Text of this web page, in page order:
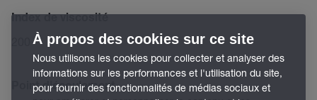
Index de viscosité
Point d'écoulement
À propos des cookies sur ce site
Nous utilisons les cookies pour collecter et analyser des
informations sur les performances et l'utilisation du site,
pour fournir des fonctionnalités de médias sociaux et